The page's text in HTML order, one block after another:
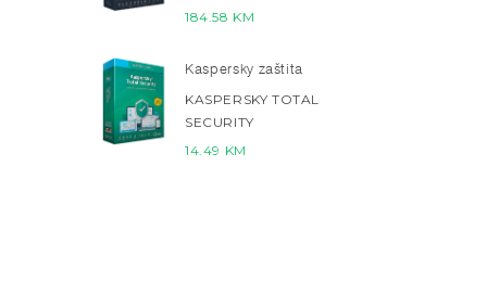
184.58 KM
Kaspersky zaštita
KASPERSKY TOTAL
SECURITY
14.49 KM